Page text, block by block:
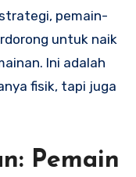
pemain-
untuk naik
Ini adalah
fisik, tapi juga
Pemain